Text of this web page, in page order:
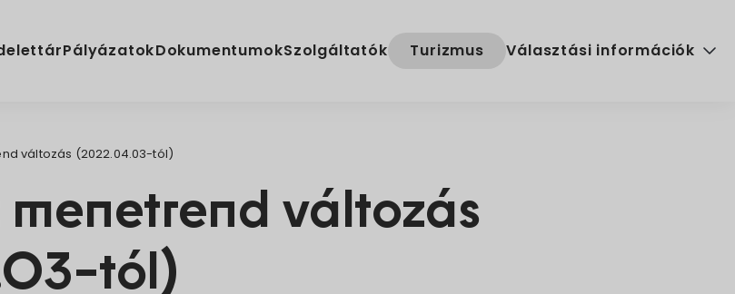
PályázatokDokumentumokSzolgáltatók Turizmus Választási információk
változás (2022.04.03-tól)
menetrend változás
tól)